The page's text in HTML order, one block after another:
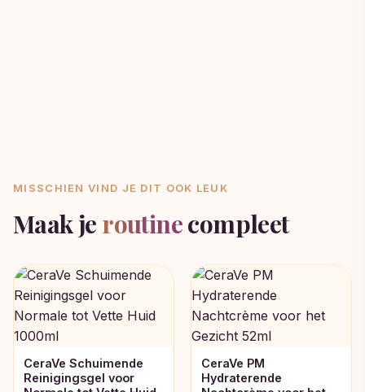
MISSCHIEN VIND JE DIT OOK LEUK
Maak je routinecompleet
CeraVe Schuimende
Reinigingsgel voor
CeraVe PM
Hydraterende